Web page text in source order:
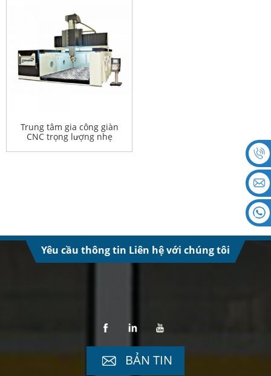
Trung tâm gia công giàn
CNC trọng lượng nhẹ
Yêu cầu thông tin Liên hệ với chúng tôi
BẢN TIN